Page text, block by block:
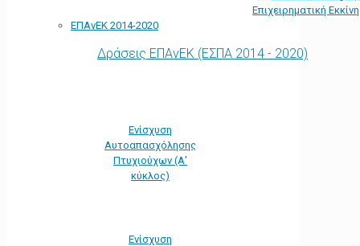
Επιχειρηματική
ΕΠΑνΕΚ 2014-2020
Δράσεις ΕΠΑνΕΚ (ΕΣΠΑ 2014 - 2020)
Ενίσχυση
Αυτοαπασχόλησης
Πτυχιούχων (Α'
κύκλος)
Ενίσχυση